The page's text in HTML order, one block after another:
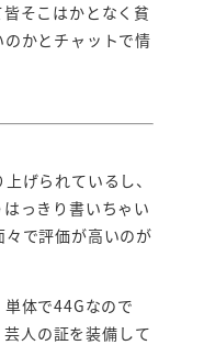
そこはかとなく貧
かとチャットで情
げられているし、
っきり書いちゃい
で評価が高いのが
体で44Gなので
人の証を装備して